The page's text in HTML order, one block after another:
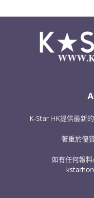
K-Star HK提供最新
著重於優
如有任何報